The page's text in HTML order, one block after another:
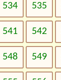
534 535
541 542
548 549